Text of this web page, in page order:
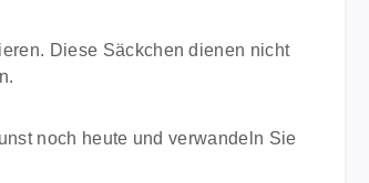
Diese Säckchen dienen nicht
noch heute und verwandeln Sie